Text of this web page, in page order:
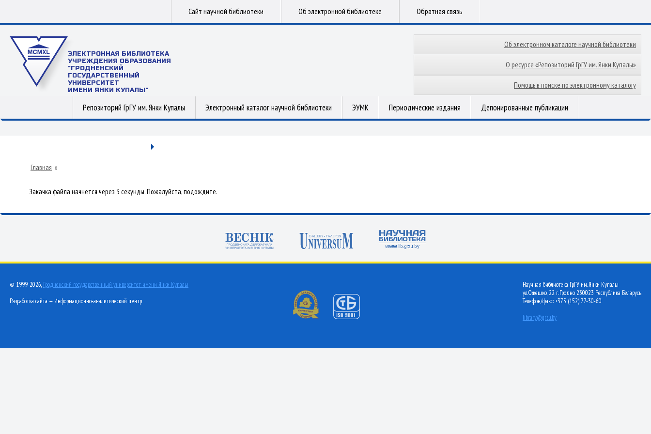
Сайт научной библиотеки Об электронной библиотеке Обратная связь
ЭЛЕКТРОННАЯ БИБЛИОТЕКА
УЧРЕЖДЕНИЯ ОБРАЗОВАНИЯ
"ГРОДНЕНСКИЙ
ГОСУДАРСТВЕННЫЙ
УНИВЕРСИТЕТ
ИМЕНИ ЯНКИ КУПАЛЫ"
Об электронном каталоге научной библиотеки
О ресурсе «Репозиторий ГрГУ им. Янки Купалы»
Помощь в поиске по электронному каталогу
Репозиторий ГрГУ им. Янки Купалы Электронный каталог научной библиотеки ЭУМК Периодические издания Депонированные публикации
Главная »
Закачка файла начнется через 3 секунды. Пожалуйста, подождите.
© 1999-2026, Гродненский государственный университет имени Янки Купалы
Разработка сайта — Информационно-аналитический центр
Научная библиотека ГрГУ им. Янки Купалы
ул.Ожешко, 22 г. Гродно 230023 Республика Беларусь
Телефон/факс: +375 (152) 77-30-60
library@grsu.by